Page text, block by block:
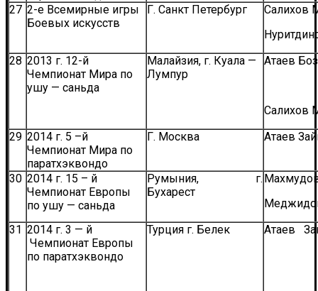
27 2-е Всемирные игры
Боевых искусств
Г. Санкт Петербург
Салихов
28 2013 г. 12-й
Чемпионат Мира по
ушу — саньда
Малайзия, г. Куала —
Лумпур
Атаев
Салихов
29 2014 г. 5 –й
Чемпионат Мира по
паратхэквондо
Г. Москва Атаев
30 2014 г. 15 – й
Чемпионат Европы
по ушу — саньда
Румыния, г.
Бухарест
31 2014 г. 3 — й
Чемпионат Европы
по паратхэквондо
Турция г. Белек Атаев